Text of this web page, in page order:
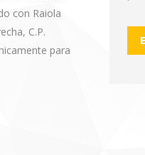
con Raiola
C.P.
para